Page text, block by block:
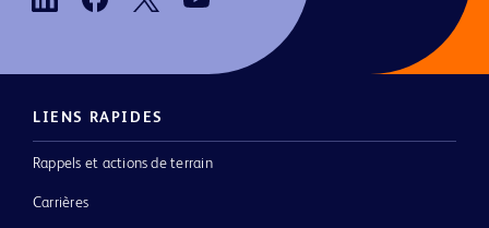
LIENS RAPIDES
Rappels et actions de terrain
Carrières